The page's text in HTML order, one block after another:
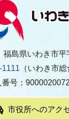
島県いわき市平
1111 （いわき市
番号：
市役所へのアク